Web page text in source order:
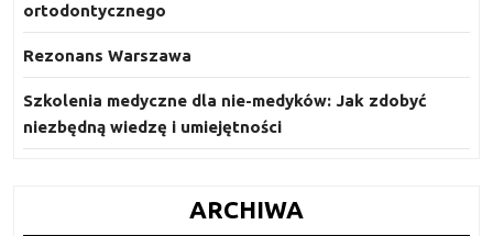
ortodontycznego
Rezonans Warszawa
Szkolenia medyczne dla nie-medyków: Jak zdobyć
niezbędną wiedzę i umiejętności
ARCHIWA